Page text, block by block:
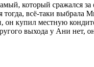
который сражался
всё-таки выбрала
купил местную
выхода у Ани нет,